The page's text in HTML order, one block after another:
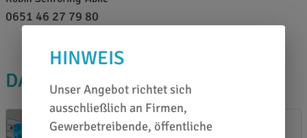
0651 46 27 79 80
DAS PASST DAZU
HINWEIS
Unser Angebot richtet sich
ausschließlich an Firmen,
Gewerbetreibende, öffentliche